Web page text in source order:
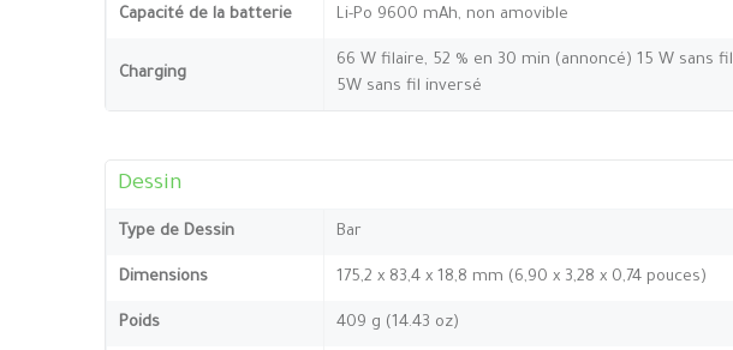
Capacité de la batterie Li-Po 9600 mAh, non amovible
Charging
66 W filaire, 52 % en 30 min (annoncé) 15 W sans fil
5W sans fil inversé
Dessin
Type de Dessin Bar
Dimensions 175,2 x 83,4 x 18,8 mm (6,90 x 3,28 x 0,74 pouces)
Poids 409 g (14.43 oz)